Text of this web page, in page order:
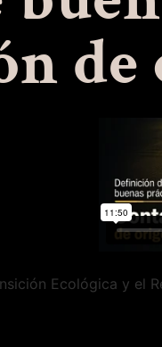
Ecológica y